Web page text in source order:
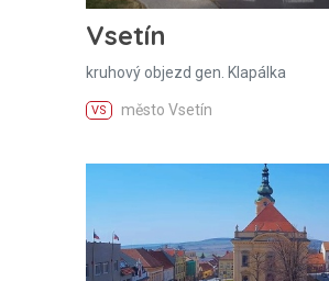
Vsetín
kruhový objezd gen. Klapálka
VS město Vsetín